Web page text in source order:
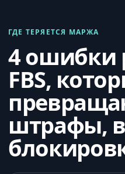
ГДЕ ТЕРЯЕТСЯ МАРЖА
4 ошибки
FBS,
штрафы,